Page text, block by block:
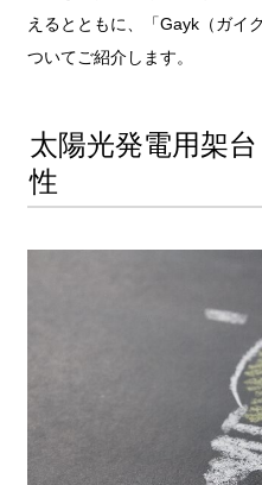
えるとともに、「Gayk（ガイ
ついてご紹介します。
太陽光発電用架
性